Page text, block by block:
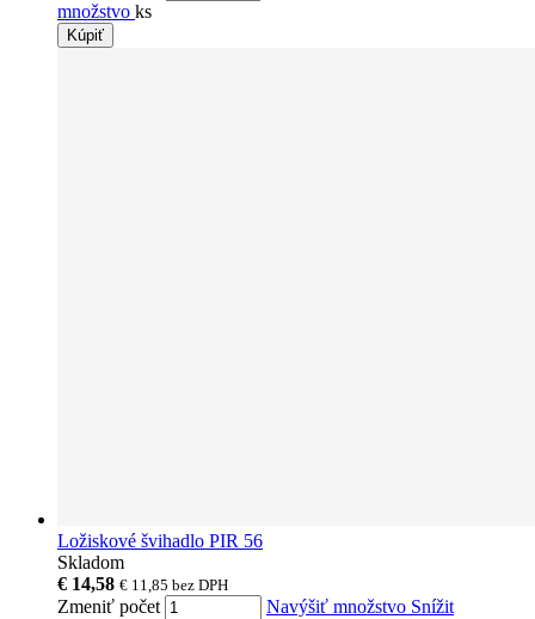
množstvo ks
Kúpiť
Ložiskové švihadlo PIR 56
Skladom
€ 14,58 € 11,85 bez DPH
Zmeniť počet Navýšiť množstvo Snížit